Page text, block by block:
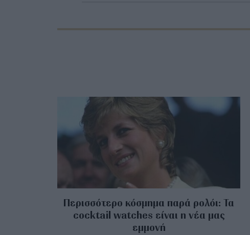
Περισσότερο κόσμημα παρά ρολόι: Τα
cocktail watches είναι η νέα μας
εμμονή